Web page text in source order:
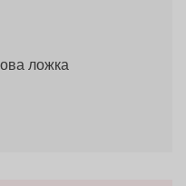
ложка